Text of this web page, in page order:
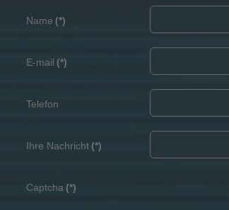
Name (*)
E-mail (*)
Telefon
Ihre Nachricht (*)
Captcha (*)